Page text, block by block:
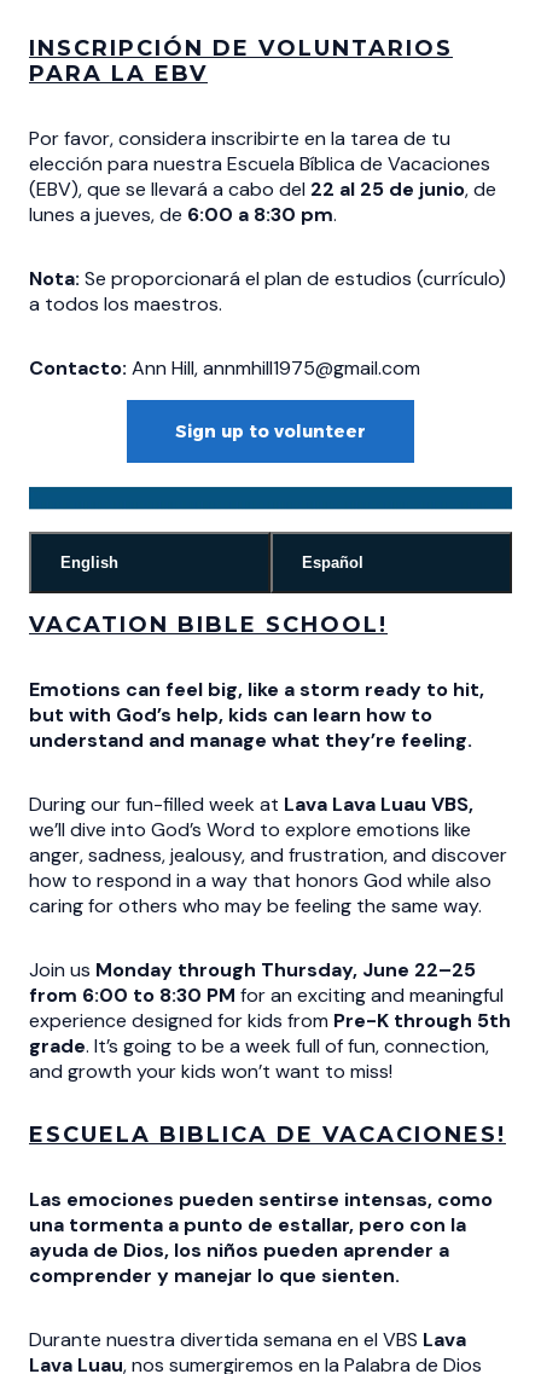
INSCRIPCIÓN DE VOLUNTARIOS
PARA LA EBV
Por favor, considera inscribirte en la tarea de tu
elección para nuestra Escuela Bíblica de Vacaciones
(EBV), que se llevará a cabo del 22 al 25 de junio, de
lunes a jueves, de 6:00 a 8:30 pm.
Nota: Se proporcionará el plan de estudios (currículo)
a todos los maestros.
Contacto: Ann Hill, annmhill1975@gmail.com
Sign up to volunteer
English Español
VACATION BIBLE SCHOOL!
Emotions can feel big, like a storm ready to hit,
but with God’s help, kids can learn how to
understand and manage what they’re feeling.
During our fun-filled week at Lava Lava Luau VBS,
we’ll dive into God’s Word to explore emotions like
anger, sadness, jealousy, and frustration, and discover
how to respond in a way that honors God while also
caring for others who may be feeling the same way.
Join us Monday through Thursday, June 22–25
from 6:00 to 8:30 PM for an exciting and meaningful
experience designed for kids from Pre-K through 5th
grade. It’s going to be a week full of fun, connection,
and growth your kids won’t want to miss!
ESCUELA BIBLICA DE VACACIONES!
Las emociones pueden sentirse intensas, como
una tormenta a punto de estallar, pero con la
ayuda de Dios, los niños pueden aprender a
comprender y manejar lo que sienten.
Durante nuestra divertida semana en el VBS Lava
Lava Luau, nos sumergiremos en la Palabra de Dios